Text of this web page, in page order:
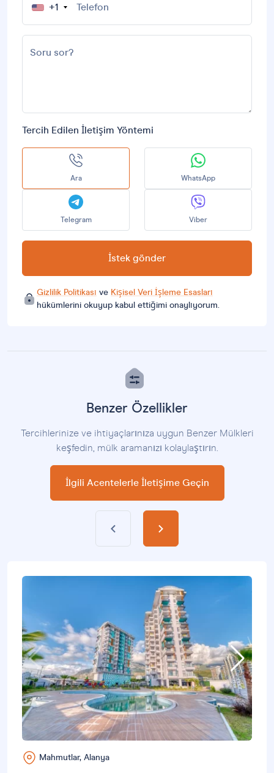
Alanya'da satılık bu olağanüstü mülklere sahip olma
fırsatını yakalayın. Bir görüntüleme ayarlamak ve
+1
Soru sor?
Tercih Edilen İletişim Yöntemi
Ara WhatsApp
Telegram Viber
İstek gönder
Gizlilik Politikası ve Kişisel Veri İşleme Esasları
hükümlerini okuyup kabul ettiğimi onaylıyorum.
Benzer Özellikler
Tercihlerinize ve ihtiyaçlarınıza uygun Benzer Mülkleri
keşfedin, mülk aramanızı kolaylaştırın.
İlgili Acentelerle İletişime Geçin
Mahmutlar, Alanya